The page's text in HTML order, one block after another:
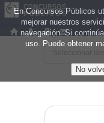
En Concursos Públicos
mejorar nuestros
navegación. Si
uso. Puede obtener